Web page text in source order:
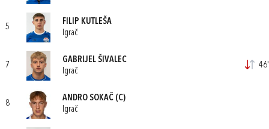
5
FILIP KUTLEŠA
Igrač
7
GABRIJEL ŠIVALEC
Igrač
46'
8
ANDRO SOKAČ (C)
Igrač